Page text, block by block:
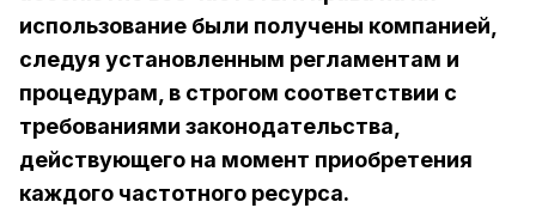
использование были получены компанией,
следуя установленным регламентам и
процедурам, в строгом соответствии с
требованиями законодательства,
действующего на момент приобретения
каждого частотного ресурса.